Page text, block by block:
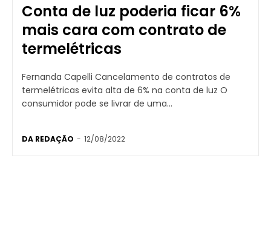
Conta de luz poderia ficar 6%
mais cara com contrato de
termelétricas
Fernanda Capelli Cancelamento de contratos de
termelétricas evita alta de 6% na conta de luz O
consumidor pode se livrar de uma...
DA REDAÇÃO - 12/08/2022